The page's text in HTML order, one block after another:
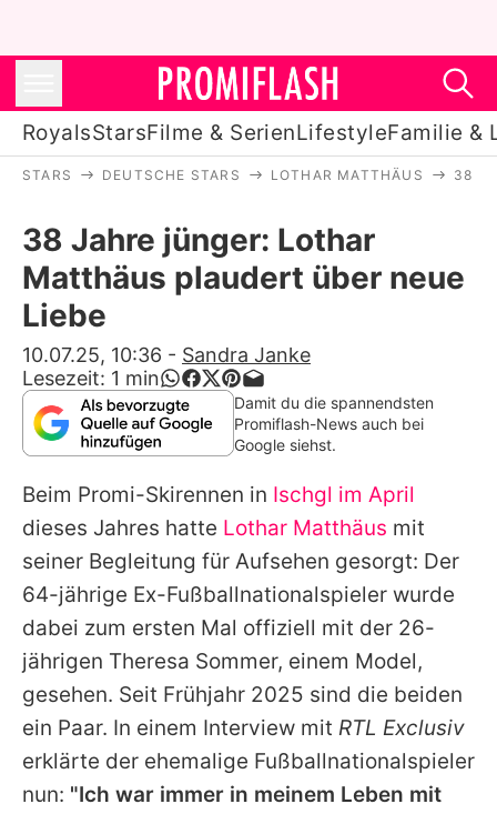
RoyalsStarsFilme & SerienLifestyleFamilie &
Stars
Filme & Serien
Lifestyle
Familie & Liebe
Promiflash Exklusiv
Alle Themen auf Promiflash
Jobs
App runterladen
Team
Redaktionelle Richtlinien
Impressum
Datenschutzerklärung
STARS DEUTSCHE STARS LOTHAR MATTHÄUS 38
38 Jahre jünger: Lothar
Matthäus plaudert über neue
Liebe
10.07.25, 10:36 - Sandra Janke
Lesezeit: 1 min
Damit du die spannendsten
Promiflash-News auch bei
Google siehst.
Beim Promi-Skirennen in Ischgl im April
dieses Jahres hatte Lothar Matthäus mit
seiner Begleitung für Aufsehen gesorgt: Der
64-jährige Ex-Fußballnationalspieler wurde
dabei zum ersten Mal offiziell mit der 26-
jährigen Theresa Sommer, einem Model,
gesehen. Seit Frühjahr 2025 sind die beiden
ein Paar. In einem Interview mit RTL Exclusiv
erklärte der ehemalige Fußballnationalspieler
nun: "Ich war immer in meinem Leben mit